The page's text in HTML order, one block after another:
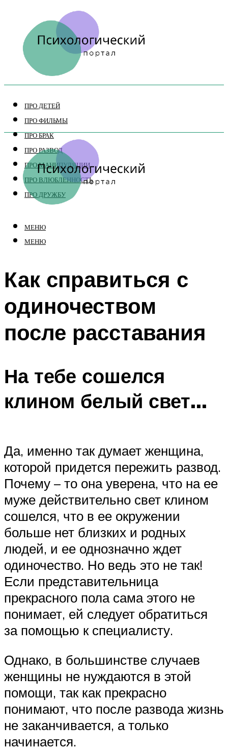
ПРО ДЕТЕЙ
ПРО ФИЛЬМЫ
ПРО БРАК
ПРО РАЗВОД
ПРО МАНИПУЛЯЦИИ
ПРО ВЛЮБЛЕННОСТЬ
ПРО ДРУЖБУ
МЕНЮ
МЕНЮ
Как справиться с
одиночеством
после расставания
На тебе сошелся
клином белый свет…
Да, именно так думает женщина,
которой придется пережить развод.
Почему – то она уверена, что на ее
муже действительно свет клином
сошелся, что в ее окружении
больше нет близких и родных
людей, и ее однозначно ждет
одиночество. Но ведь это не так!
Если представительница
прекрасного пола сама этого не
понимает, ей следует обратиться
за помощью к специалисту.
Однако, в большинстве случаев
женщины не нуждаются в этой
помощи, так как прекрасно
понимают, что после развода жизнь
не заканчивается, а только
начинается.